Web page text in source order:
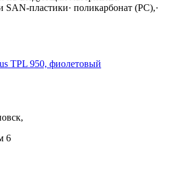
SAN-пластики· поликарбонат (РС),·
TPL 950, фиолетовый
6